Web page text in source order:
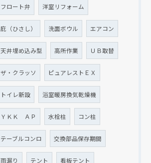
フロート弁 洋室リフォーム
庇（ひさし） 洗面ボウル エアコン
天井埋め込み型 高所作業 ＵＢ取替
ザ・クラッソ ピュアレストＥＸ
トイレ新設 浴室暖房換気乾燥機
ＹＫＫ ＡＰ 水栓柱 コン柱
テーブルコンロ 交換部品保存期間
雨漏り テント 看板テント